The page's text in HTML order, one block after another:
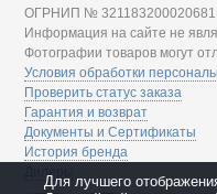
ОГРНИП № 321183200020681
Информация на сайте не
Фотографии товаров могут
Условия обработки
Проверить статус заказа
Гарантия и возврат
Документы и Сертификаты
История бренда
Дилеры
Для лучшего